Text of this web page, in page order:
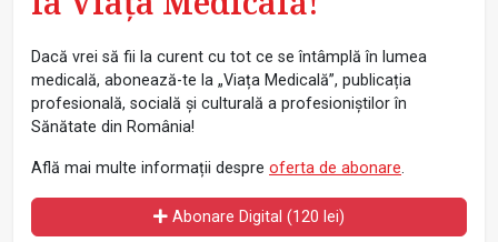
Dacă vrei să fii la curent cu tot ce se întâmplă în lumea
medicală, abonează-te la „Viața Medicală”, publicația
profesională, socială și culturală a profesioniștilor în
Sănătate din România!
Află mai multe informații despre oferta de abonare.
Abonare Digital (120 lei)